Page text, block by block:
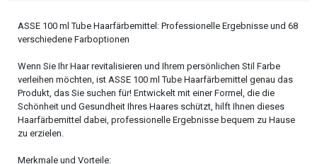
ASSE 100 ml Tube Haarfärbemittel: Professionelle Ergebnisse und 68
verschiedene Farboptionen
Wenn Sie Ihr Haar revitalisieren und Ihrem persönlichen Stil Farbe
verleihen möchten, ist ASSE 100 ml Tube Haarfärbemittel genau das
Produkt, das Sie suchen für! Entwickelt mit einer Formel, die die
Schönheit und Gesundheit Ihres Haares schützt, hilft Ihnen dieses
Haarfärbemittel dabei, professionelle Ergebnisse bequem zu Hause
zu erzielen.
Merkmale und Vorteile: